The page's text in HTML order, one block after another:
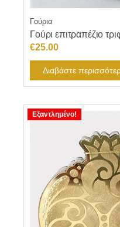
Γούρια
Γούρι επιτραπέζιο
€25.00
Διαβάστε
Εξαντλημένο!